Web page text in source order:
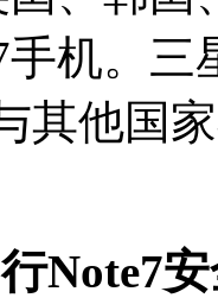
手机。
其他国
Note7